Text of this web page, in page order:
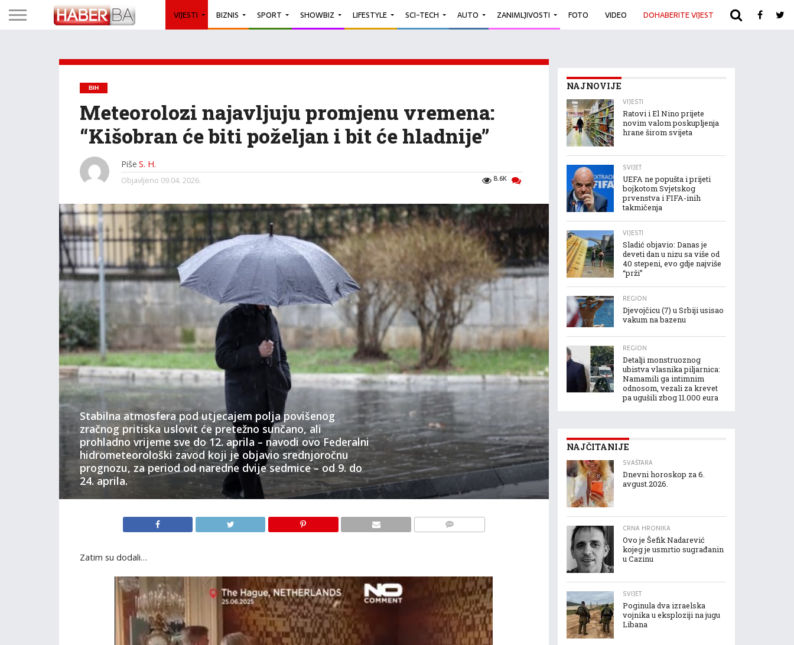
VIJESTI BIZNIS SPORT SHOWBIZ LIFESTYLE SCI-TECH AUTO ZANIMLJIVOSTI FOTO VIDEO DOHABERITE VIJEST ARHIVA
BIH
Meteorolozi najavljuju promjenu vremena:
“Kišobran će biti poželjan i bit će hladnije”
Piše S. H.
8.6K
Objavljeno 09.04. 2026.
Stabilna atmosfera pod utjecajem polja povišenog
zračnog pritiska uslovit će pretežno sunčano, ali
prohladno vrijeme sve do 12. aprila – navodi ovo Federalni
hidrometeorološki zavod koji je objavio srednjoročnu
prognozu, za period od naredne dvije sedmice – od 9. do
24. aprila.
Zatim su dodali…
NAJNOVIJE
VIJESTI
Ratovi i El Nino prijete
novim valom poskupljenja
hrane širom svijeta
SVIJET
UEFA ne popušta i prijeti
bojkotom Svjetskog
prvenstva i FIFA-inih
takmičenja
VIJESTI
Sladić objavio: Danas je
deveti dan u nizu sa više od
40 stepeni, evo gdje najviše
“prži”
REGION
Djevojčicu (7) u Srbiji usisao
vakum na bazenu
REGION
Detalji monstruoznog
ubistva vlasnika piljarnica:
Namamili ga intimnim
odnosom, vezali za krevet
pa ugušili zbog 11.000 eura
NAJČITANIJE
SVAŠTARA
Dnevni horoskop za 6.
avgust.2026.
CRNA HRONIKA
Ovo je Šefik Nadarević
kojeg je usmrtio sugrađanin
u Cazinu
SVIJET
Poginula dva izraelska
vojnika u eksploziji na jugu
Libana